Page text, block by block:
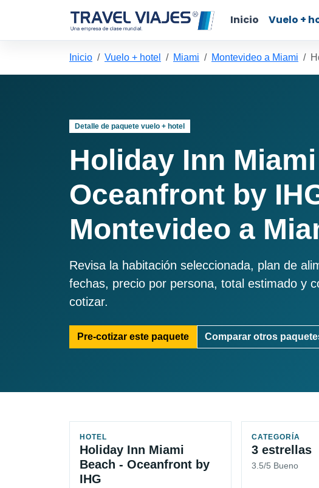
Inicio Vuelo +
Inicio Vuelo + hotel Miami Montevideo a Miami
Detalle de paquete vuelo + hotel
Holiday Inn
Oceanfront by
Montevideo a
Revisa la habitación seleccionada, plan de
fechas, precio por persona, total estimado y
cotizar.
Pre-cotizar este paquete Comparar otros
HOTEL
Holiday Inn Miami
Beach - Oceanfront by
IHG
CATEGORÍA
3 estrellas
3.5/5 Bueno